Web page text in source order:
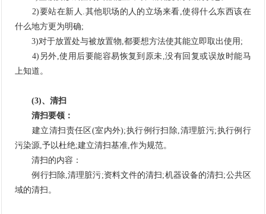
2)要站在新人.其他职场的人的立场来看,使得什么东西该在
什么地方更为明确;
3)对于放置处与被放置物,都要想方法使其能立即取出使用;
4)另外,使用后要能容易恢复到原未,没有回复或误放时能马
上知道。
(3)、清扫
清扫要领：
建立清扫责任区(室内外);执行例行扫除,清理脏污;执行例行
污染源,予以杜绝;建立清扫基准,作为规范。
清扫的内容：
例行扫除,清理脏污;资料文件的清扫;机器设备的清扫;公共区
域的清扫。